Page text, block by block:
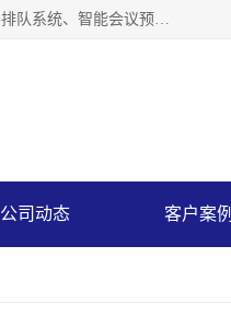
广州如江智能科技有限公司自主研排队叫号系统、工业一体机、叫号机、评价器系统、排队机、微信预约排队系统、智能会议预约系统、自助终端机、自助查询机、LED显示屏、触控一体机、平板会议一体机、教学一体机、室户外液晶广告机等生产以及解决方案，是一家高新技术企业，支持软硬件定制，全国上门安装售后服务。
公司动态 客户案例